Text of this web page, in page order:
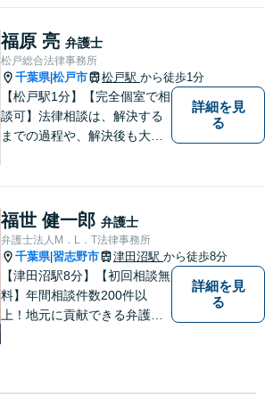
対応。【夜間／休日対応可
能】お客様に寄り添い、スピ
ーディーな解決策を実行しま
す。
福原 亮 弁護士
松戸総合法律事務所
千葉県|松戸市 松戸駅 から徒歩1分
【松戸駅1分】【完全個室で相
談可】法律相談は、解決する
までの過程や、解決後も大切
相談30分無料、オンライン面
談、事前の予約で土日の面談
にも対応しております。
詳細を見
る
福世 健一郎 弁護士
弁護士法人M．L．T法律事務所
千葉県|習志野市 津田沼駅 から徒歩8分
【津田沼駅8分】【初回相談無
料】年間相談件数200件以
上！地元に貢献できる弁護士
貞に関して実績多数、女性側
詳細を見
る